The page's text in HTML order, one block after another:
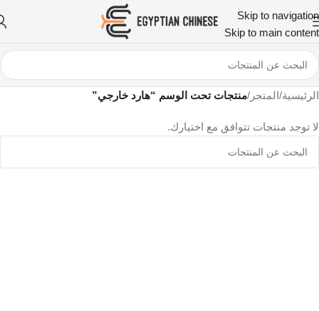
Skip to navigation
Skip to main content
الرئيسية/المتجر /منتجات تحت الوسم “هارد خارجي”
لا توجد منتجات تتوافق مع اختيارك.